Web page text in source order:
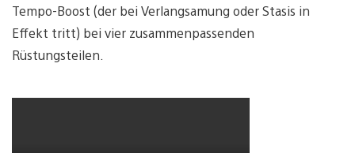
Tempo-Boost (der bei Verlangsamung oder Stasis in
Effekt tritt) bei vier zusammenpassenden
Rüstungsteilen.